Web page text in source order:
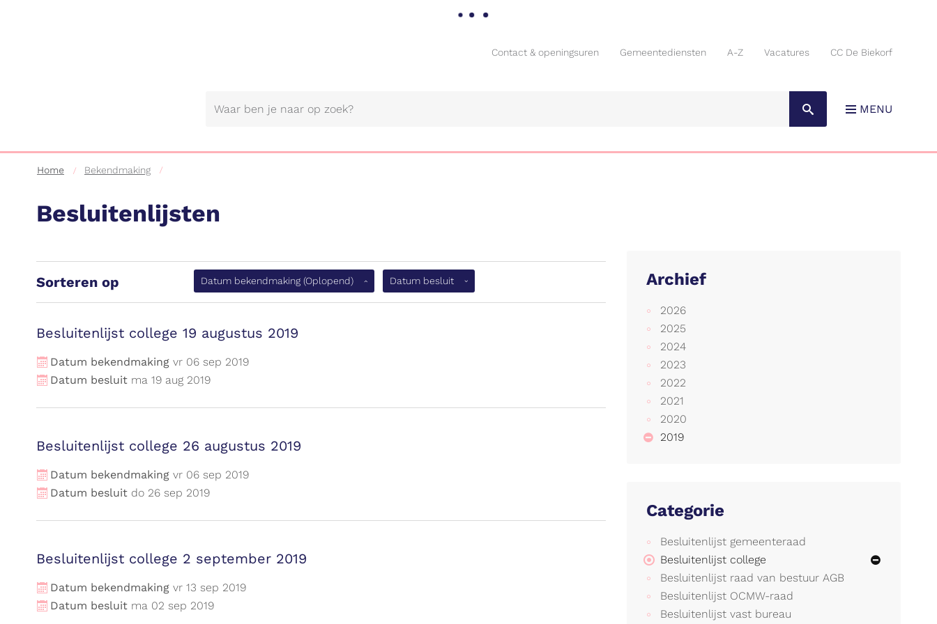
Naar
MENU
Contact & openingsuren Gemeentediensten A-Z Vacatures CC De Biekorf
Home Bekendmaking
Besluitenlijsten
Sorteren op Datum bekendmaking (Oplopend) Datum besluit(Oplopend)
Besluitenlijst college 19 augustus 2019
Datum bekendmaking vr 06 sep 2019
Datum besluit ma 19 aug 2019
Besluitenlijst college 26 augustus 2019
Datum bekendmaking vr 06 sep 2019
Datum besluit do 26 sep 2019
Besluitenlijst college 2 september 2019
Datum bekendmaking vr 13 sep 2019
Datum besluit ma 02 sep 2019
Archief
2026
2025
2024
2023
2022
2021
2020
2019
Categorie
Besluitenlijst gemeenteraad
Besluitenlijst college
Besluitenlijst raad van bestuur AGB
Besluitenlijst OCMW-raad
Besluitenlijst vast bureau